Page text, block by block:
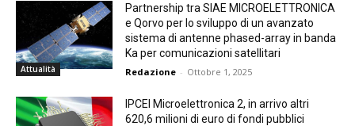
Attualità
Partnership tra SIAE MICROELETTRONICA
e Qorvo per lo sviluppo di un avanzato
sistema di antenne phased-array in banda
Ka per comunicazioni satellitari
Redazione - Ottobre 1, 2025
IPCEI Microelettronica 2, in arrivo altri
620,6 milioni di euro di fondi pubblici